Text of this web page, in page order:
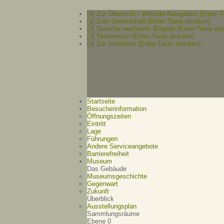
[0] Zur Übersicht / Website-Navigation (Enter-
[1] Zum Seiteninhalt (Enter-Taste drücken).
[2] Sprache wechseln: English (Enter-Taste
[3] Textversion (Enter-Taste drücken)
[4] Zur Startseite (Enter-Taste drücken).
Startseite
Besucherinformation
Öffnungszeiten
Eintritt
Lage
Führungen
Andere Serviceangebote
Barrierefreiheit
Museum
Das Gebäude
Museumsgeschichte
Gegenwart
Zukunft
Überblick
Ausstellungsplan
Sammlungsräume
Ebene 0